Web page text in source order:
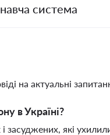
система
на актуальні
в Україні?
які